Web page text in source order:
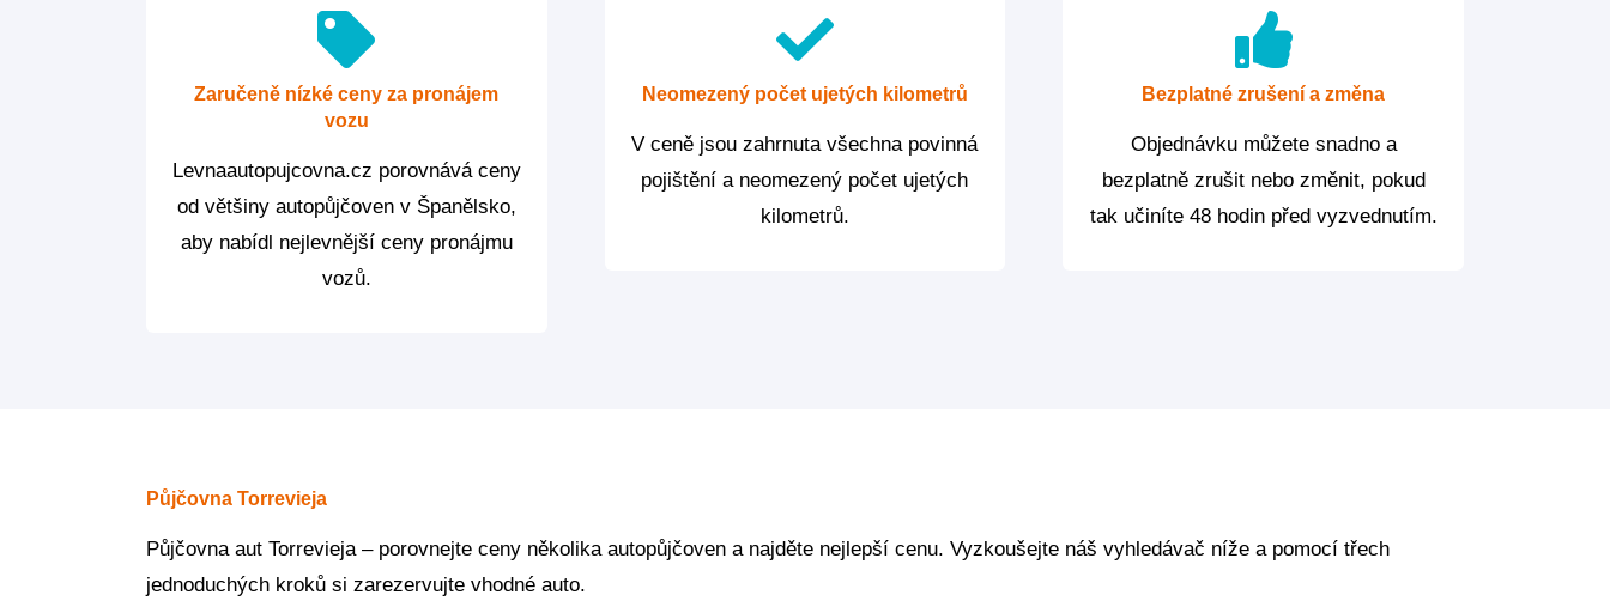
Zaručeně nízké ceny za pronájem
vozu
Levnaautopujcovna.cz porovnává ceny
od většiny autopůjčoven v Španělsko,
aby nabídl nejlevnější ceny pronájmu
vozů.
Neomezený počet ujetých kilometrů
V ceně jsou zahrnuta všechna povinná
pojištění a neomezený počet ujetých
kilometrů.
Bezplatné zrušení a změna
Objednávku můžete snadno a
bezplatně zrušit nebo změnit, pokud
tak učiníte 48 hodin před vyzvednutím.
Půjčovna Torrevieja
Půjčovna aut Torrevieja – porovnejte ceny několika autopůjčoven a najděte nejlepší cenu. Vyzkoušejte náš vyhledávač níže a pomocí třech
jednoduchých kroků si zarezervujte vhodné auto.